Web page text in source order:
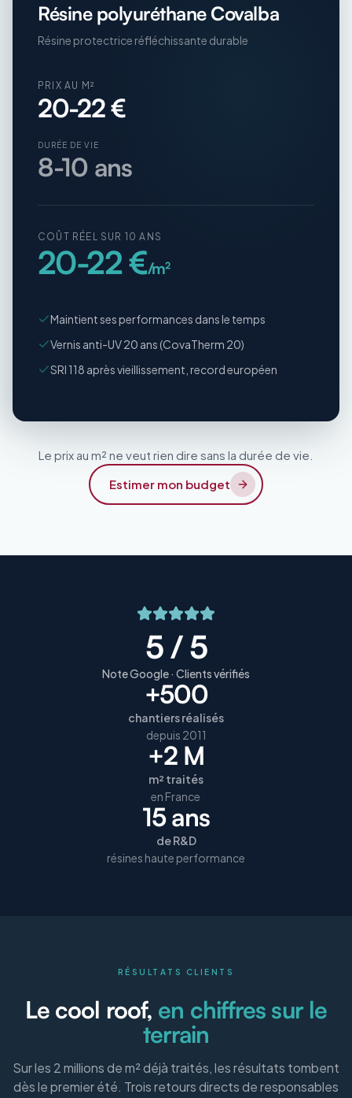
Résine polyuréthane Covalba
Résine protectrice réfléchissante durable
PRIX AU M²
20-22 €
DURÉE DE VIE
8-10 ans
COÛT RÉEL SUR 10 ANS
20-22 €/m²
Maintient ses performances dans le temps
Vernis anti-UV 20 ans (CovaTherm 20)
SRI 118 après vieillissement, record européen
Le prix au m² ne veut rien dire sans la durée de vie.
Estimer mon budget
5 / 5
Note Google · Clients vérifiés
+500
chantiers réalisés
depuis 2011
+2 M
m² traités
en France
15 ans
de R&D
résines haute performance
RÉSULTATS CLIENTS
Le cool roof, en chiffres sur le
terrain
Sur les 2 millions de m² déjà traités, les résultats tombent
dès le premier été. Trois retours directs de responsables